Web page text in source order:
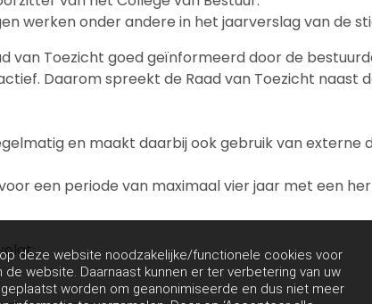
werken onder andere in het jaarverslag van de
van Toezicht goed geïnformeerd door de
Daarom spreekt de Raad van Toezicht naast
en maakt daarbij ook gebruik van externe
een periode van maximaal vier jaar met een
deze website noodzakelijke/functionele cookies voor
website. Daarnaast kunnen er ter verbetering van uw
worden om geanonimiseerde en dus niet meer